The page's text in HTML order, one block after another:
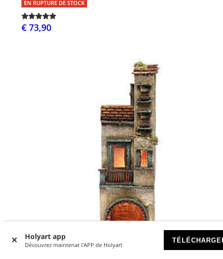
Holyart app
Découvrez maintenat l'APP de Holyart
EN RUPTURE DE STOCK
€ 73,90